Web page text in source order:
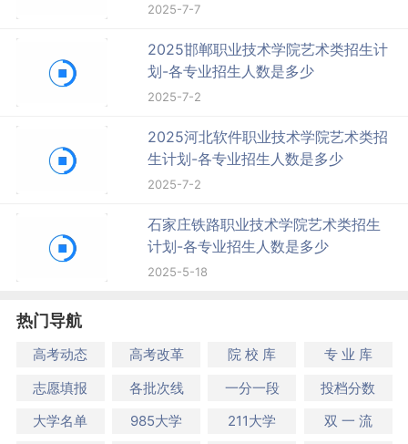
2025-7-7
2025邯郸职业技术学院艺术类招生计
划-各专业招生人数是多少
2025-7-2
2025河北软件职业技术学院艺术类招
生计划-各专业招生人数是多少
2025-7-2
石家庄铁路职业技术学院艺术类招生
计划-各专业招生人数是多少
2025-5-18
热门导航
高考动态 高考改革 院 校 库
专 业 库
志愿填报
各批次线 一分一段
投档分数
大学名单
985大学 211大学 双 一 流